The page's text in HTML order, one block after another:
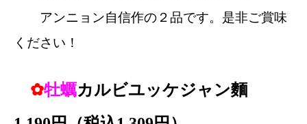
アンニョン自信作の２品です。是非ご賞味
ください！
✿牡蠣カルビユッケジャン麵